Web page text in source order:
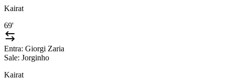
Kairat
69'
Entra: Giorgi Zaria
Sale: Jorginho
Kairat